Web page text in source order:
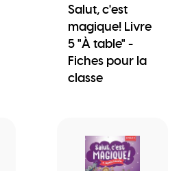
Salut, c'est
magique! Livre
5 "À table" -
Fiches pour la
classe